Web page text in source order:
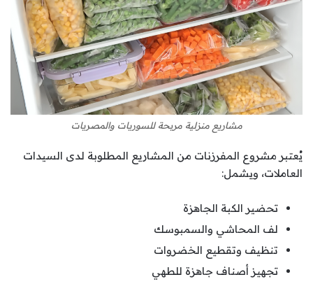
مشاريع منزلية مربحة للسوريات والمصريات
يُعتبر مشروع المفرزنات من المشاريع المطلوبة لدى السيدات
العاملات، ويشمل:
تحضير الكبة الجاهزة
لف المحاشي والسمبوسك
تنظيف وتقطيع الخضروات
تجهيز أصناف جاهزة للطهي